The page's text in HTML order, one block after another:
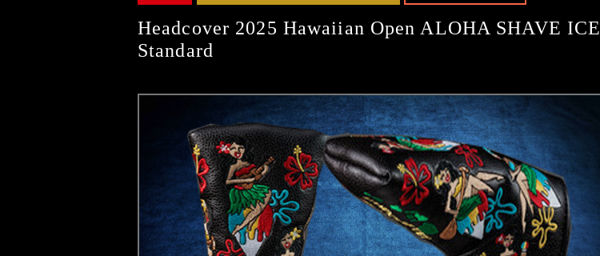
Headcover 2025 Hawaiian Open ALOHA SHAVE ICE
Standard